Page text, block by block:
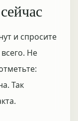
и спросите
Не
Так